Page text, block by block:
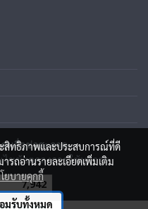
มสื่อช่อสะอาด
ขข้อตกลงการใช้บริการ
7,942
ะสิทธิภาพและประสบการณ์ที่ดี
รถอ่านรายละเอียดเพิ่มเติม
ยบายคุกกี้
มรับทั้งหมด